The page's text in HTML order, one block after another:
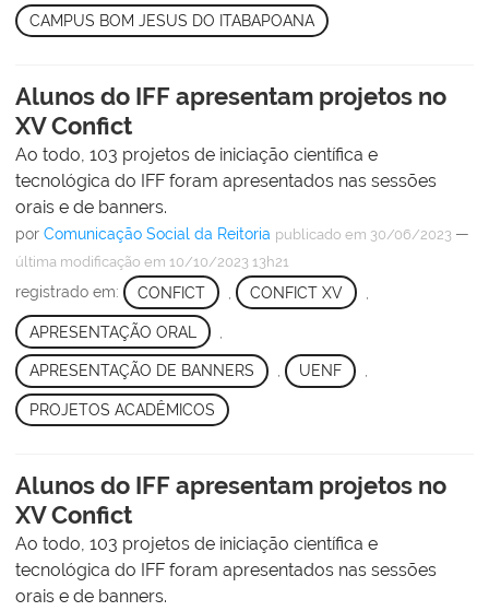
CAMPUS BOM JESUS DO ITABAPOANA
Alunos do IFF apresentam projetos no
XV Confict
Ao todo, 103 projetos de iniciação científica e
tecnológica do IFF foram apresentados nas sessões
orais e de banners.
por Comunicação Social da Reitoria publicado em 30/06/2023 —
última modificação em 10/10/2023 13h21
registrado em: CONFICT CONFICT XV
APRESENTAÇÃO ORAL
APRESENTAÇÃO DE BANNERS , UENF ,
PROJETOS ACADÊMICOS
Alunos do IFF apresentam projetos no
XV Confict
Ao todo, 103 projetos de iniciação científica e
tecnológica do IFF foram apresentados nas sessões
orais e de banners.